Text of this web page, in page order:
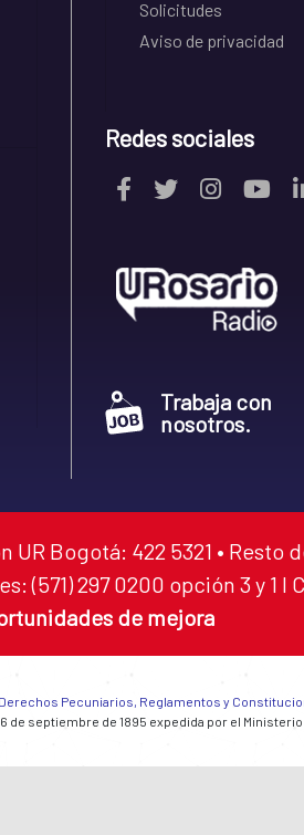
Solicitudes
Aviso de privacidad
Redes sociales
Trabaja con
nosotros.
Bogotá: 422 5321 • Resto
(571) 297 0200 opción 3 y 1 I
de mejora
Derechos Pecuniarios, Reglamentos y
septiembre de 1895 expedida por el Ministerio